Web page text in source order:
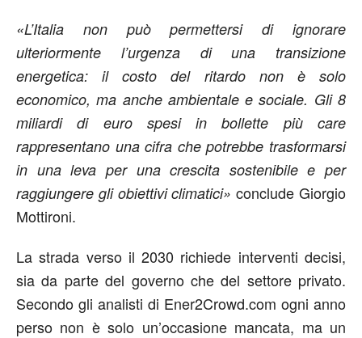
«L’Italia non può permettersi di ignorare
ulteriormente l’urgenza di una transizione
energetica: il costo del ritardo non è solo
economico, ma anche ambientale e sociale. Gli 8
miliardi di euro spesi in bollette più care
rappresentano una cifra che potrebbe trasformarsi
in una leva per una crescita sostenibile e per
raggiungere gli obiettivi climatici» conclude Giorgio
Mottironi.
La strada verso il 2030 richiede interventi decisi,
sia da parte del governo che del settore privato.
Secondo gli analisti di Ener2Crowd.com ogni anno
perso non è solo un’occasione mancata, ma un